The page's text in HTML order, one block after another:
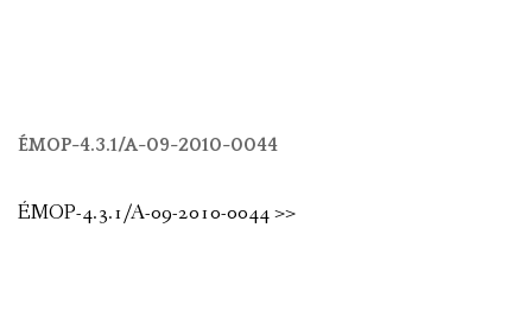
ÉMOP-4.3.1/A-09-2010-0044
ÉMOP-4.3.1/A-09-2010-0044 >>